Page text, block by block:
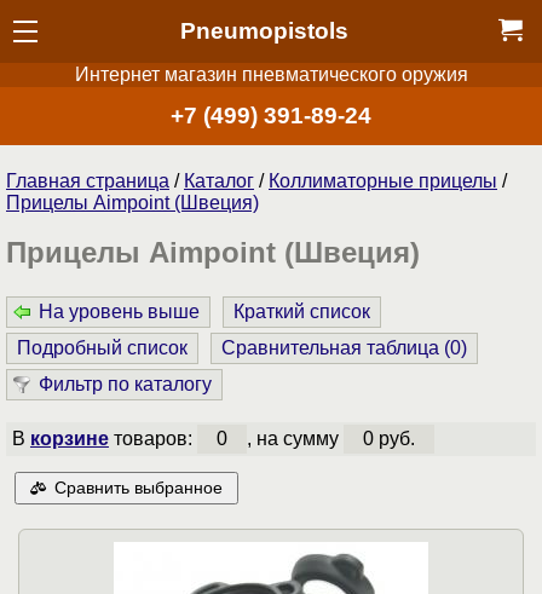
Pneumopistols
Интернет магазин пневматического оружия
+7 (499) 391-89-24
Главная страница / Каталог / Коллиматорные прицелы /
Прицелы Aimpoint (Швеция)
Прицелы Aimpoint (Швеция)
На уровень выше
Краткий список
Подробный список
Сравнительная таблица (0)
Фильтр по каталогу
В корзинетоваров: 0 , на сумму 0 руб.
Сравнить выбранное